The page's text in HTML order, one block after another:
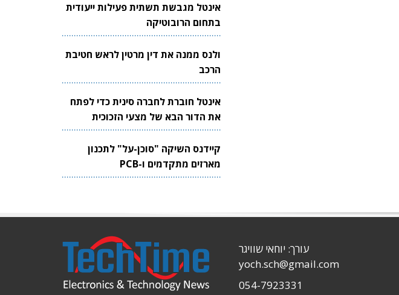
אינטל מגבשת תשתית פעילות ייעודית
בתחום הרובוטיקה
ולנס ממנה את דין מרטין לראש חטיבת
הרכב
אינטל חוברת לחברה סינית כדי לפתח
את הדור הבא של מצעי הזכוכית
לשבבים
קיידנס השיקה "סוכן-על" לתכנון
מארזים מתקדמים ו-PCB
עורך: יוחאי שוויגר
yoch.sch@gmail.com
054-7923331